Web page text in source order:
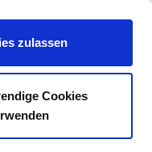
zulassen
Cookies